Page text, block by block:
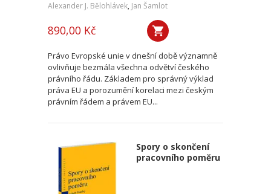
Alexander J. Bělohlávek, Jan Šamlot
890,00 Kč
Právo Evropské unie v dnešní době významně
ovlivňuje bezmála všechna odvětví českého
právního řádu. Základem pro správný výklad
práva EU a porozumění korelaci mezi českým
právním řádem a právem EU...
Spory o skončení
pracovního poměru